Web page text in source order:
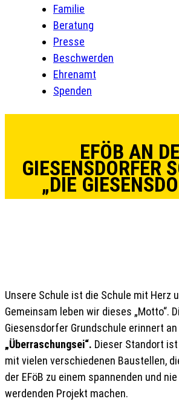
Familie
Beratung
Presse
Beschwerden
Ehrenamt
Spenden
EFÖB AN
GIESENSDORFER
„DIE
Unsere Schule ist die Schule mit Herz
Gemeinsam leben wir dieses „Motto“.
Giesensdorfer Grundschule erinnert an
„Überraschungsei“. Dieser Standort
mit vielen verschiedenen Baustellen,
der EFöB zu einem spannenden und
werdenden Projekt machen.